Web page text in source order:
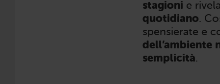
stagioni e
quotidiano.
spensierate e
dell’ambiente
semplicità.